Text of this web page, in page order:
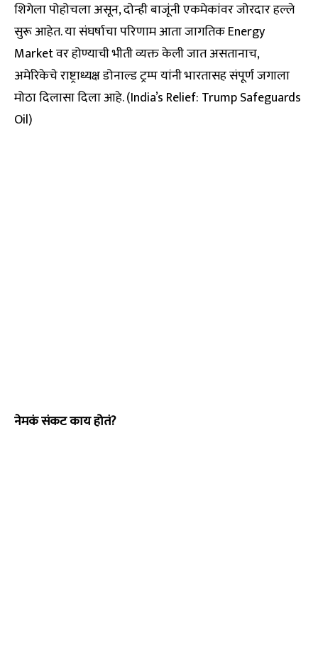
शिगेला पोहोचला असून, दोन्ही बाजूंनी एकमेकांवर जोरदार हल्ले
सुरू आहेत. या संघर्षाचा परिणाम आता जागतिक Energy
Market वर होण्याची भीती व्यक्त केली जात असतानाच,
अमेरिकेचे राष्ट्राध्यक्ष डोनाल्ड ट्रम्प यांनी भारतासह संपूर्ण जगाला
मोठा दिलासा दिला आहे. (India’s Relief: Trump Safeguards
Oil)
नेमकं संकट काय होतं?